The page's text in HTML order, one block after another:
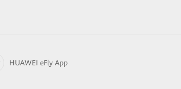
HUAWEI eFly App